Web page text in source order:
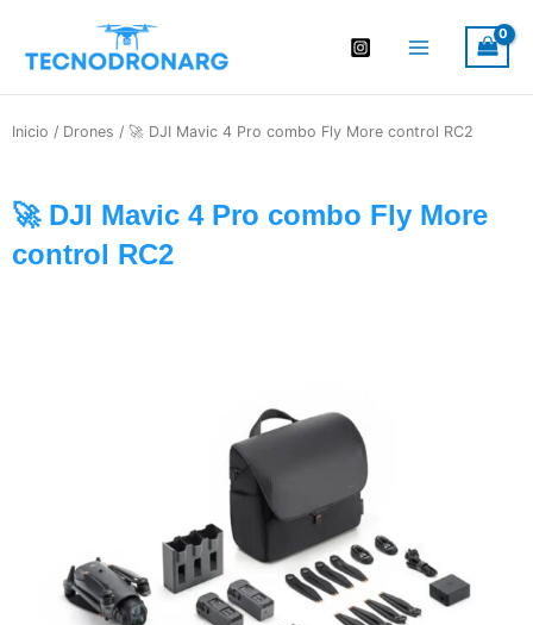
contenido
Inicio / Drones / 🚀 DJI Mavic 4 Pro combo Fly More control RC2
🚀 DJI Mavic 4 Pro combo Fly More
control RC2